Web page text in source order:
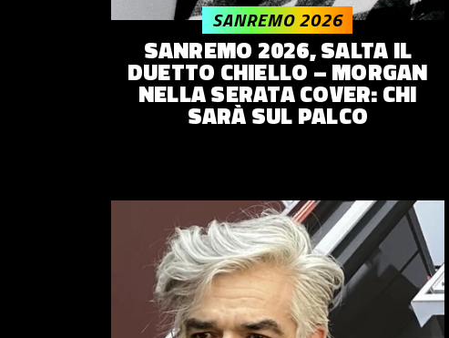
2026 Trash Italiano- Tutti i diritti riservati.
C.F./P.IVA 15477041006 - Capitale sociale €10.000,00 i.v.
SANREMO 2026, SALTA IL
DUETTO CHIELLO – MORGAN
NELLA SERATA COVER: CHI
SARÀ SUL PALCO
SANREMO 2026